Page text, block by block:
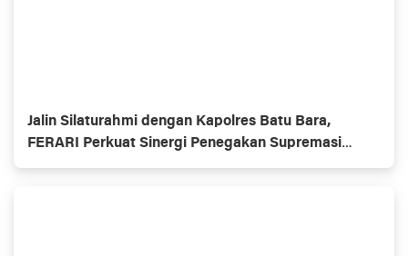
Jalin Silaturahmi dengan Kapolres Batu Bara,
FERARI Perkuat Sinergi Penegakan Supremasi
Hukum